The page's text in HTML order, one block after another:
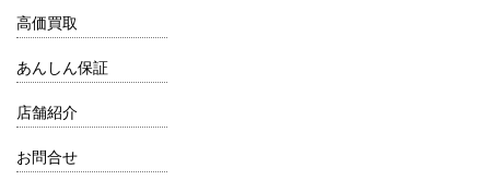
高価買取
あんしん保証
店舗紹介
お問合せ